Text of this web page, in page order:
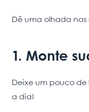
Dê uma olhada
1. Monte
Deixe um pouco de
a dia!